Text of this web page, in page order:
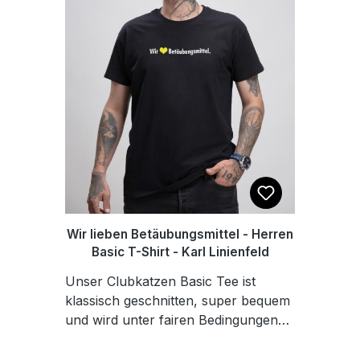
verstellbaren Gurt mit
Klickverschluss. EFN Druck auf der
Front Die Tasche hat extra lange
Schnallen und lässt sich so perfekt
über die Schulter tragen.
Materialzusammensetzung: 100%
Polyester. Maße: 23 x 7,5 x 13,5 cm
Wir lieben Betäubungsmittel - Herren
Basic T-Shirt - Karl Linienfeld
Unser Clubkatzen Basic Tee ist
klassisch geschnitten, super bequem
und wird unter fairen Bedingungen